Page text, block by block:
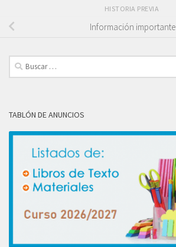
HISTORIA PREVIA
Información importante
Buscar:
TABLÓN DE ANUNCIOS